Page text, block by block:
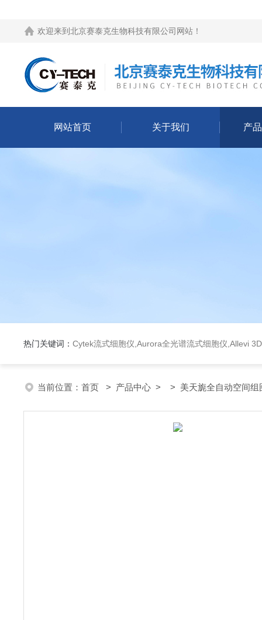
欢迎来到 北京赛泰克生物科技有限公司网站 ！
网站首页 关于我们 产
热门关键词： Cytek流式细胞仪,Aurora全光谱流式细胞仪,Allevi
当前位置： 首页 > 产品中心 > > 美天旎全自动空间